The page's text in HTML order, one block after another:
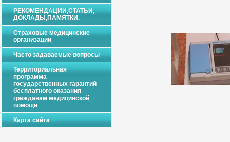
РЕКОМЕНДАЦИИ,СТАТЬИ,
ДОКЛАДЫ,ПАМЯТКИ.
Страховые медицинские
организации
Часто задаваемые вопросы
Территориальная
программа
государственных гарантий
бесплатного оказания
гражданам медицинской
помощи
Карта сайта